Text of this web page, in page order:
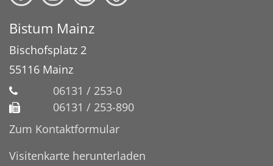
Bistum Mainz
Bischofsplatz 2
55116 Mainz
06131 / 253-0
06131 / 253-890
Zum Kontaktformular
Visitenkarte herunterladen